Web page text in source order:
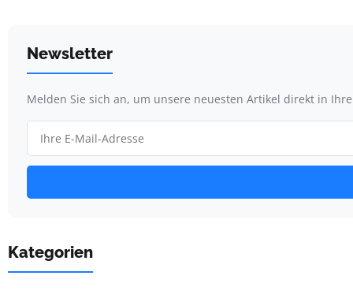
Newsletter
Melden Sie sich an, um unsere neuesten Artikel direkt in
Kategorien